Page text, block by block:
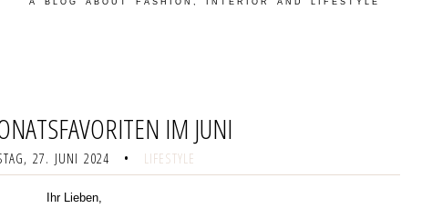
A BLOG ABOUT FASHION, INTERIOR AND LIFESTYLE
IM JUNI
27. JUNI 2024 • LIFESTYLE
Ihr Lieben,